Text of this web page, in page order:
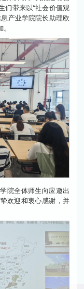
们带来以“社会价值观
产业学院院长助理欧
院全体师生向应邀出
欢迎和衷心感谢，并